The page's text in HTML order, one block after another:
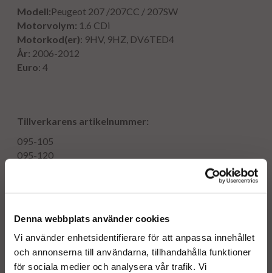
Denna webbplats använder cookies
Vi använder enhetsidentifierare för att anpassa innehållet
och annonserna till användarna, tillhandahålla funktioner
för sociala medier och analysera vår trafik. Vi
Modell:Peugeot 207 /207CC / 207SW
Motorvolym: 1.6 CDi
Motorkod(er): 9HV, 9HZ, DV6TED4
År: 2006-2012
Euro: 4
Tillverkarens artikelnummer:
095-105
095-120
1731JT
1731PT
1731QH
1731QJ
1731RJ